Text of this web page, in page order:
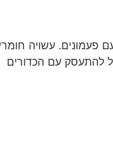
פעמונים. עשויה
להתעסק עם הכדורים